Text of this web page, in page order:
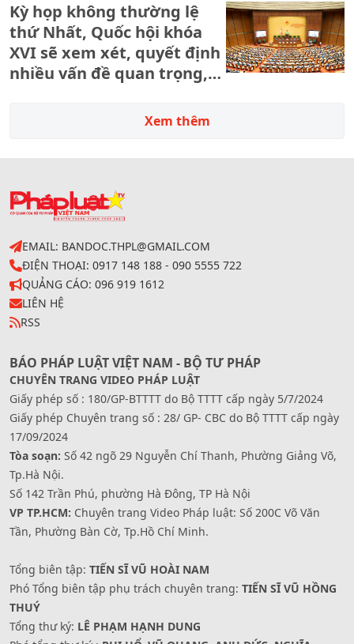
Kỳ họp không thường lệ
thứ Nhất, Quốc hội khóa
XVI sẽ xem xét, quyết định
nhiều vấn đề quan trọng,
Xem thêm
EMAIL: BANDOC.THPL@GMAIL.COM
ĐIỆN THOẠI: 0917 148 188 - 090 5555 722
QUẢNG CÁO: 096 919 1612
LIÊN HỆ
RSS
BÁO PHÁP LUẬT VIỆT NAM - BỘ TƯ PHÁP
CHUYÊN TRANG VIDEO PHÁP LUẬT
Giấy phép số : 180/GP-BTTTT do Bộ TTTT cấp ngày 5/7/2024
Giấy phép Chuyên trang số : 28/ GP- CBC do Bộ TTTT cấp ngày
17/09/2024
Tòa soạn: Số 42 ngõ 29 Nguyễn Chí Thanh, Phường Giảng Võ,
Tp.Hà Nội.
Số 142 Trần Phú, phường Hà Đông, TP Hà Nội
VP TP.HCM: Chuyên trang Video Pháp luật: Số 200C Võ Văn
Tần, Phường Bàn Cờ, Tp.Hồ Chí Minh.
Tổng biên tập: TIẾN SĨ VŨ HOÀI NAM
Phó Tổng biên tập phụ trách chuyên trang: TIẾN SĨ VŨ HỒNG
THUÝ
Tổng thư ký: LÊ PHẠM HẠNH DUNG